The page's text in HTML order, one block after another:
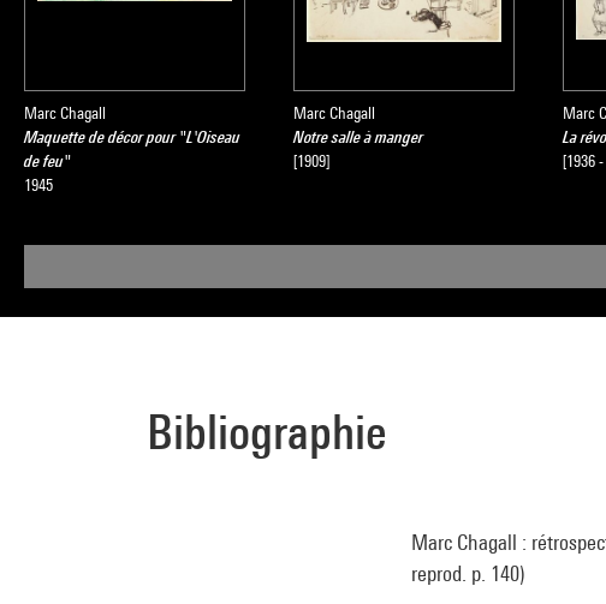
Source :
Extrait du catalogue
, sous la
Marc Chagall
Maquette de décor pour "L'Oiseau
de feu"
1945
Marc Chagall
Notre salle à manger
[1909]
Marc
La
[1936
Bibliographie
Marc Chagall :
reprod. p. 140)